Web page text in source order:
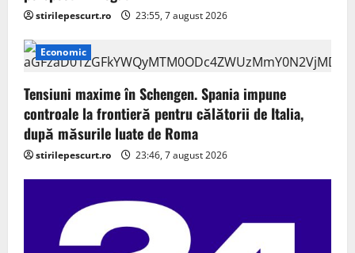
stirilepescurt.ro 23:55, 7 august 2026
Economic
Tensiuni maxime în Schengen. Spania impune
controale la frontieră pentru călătorii de Italia,
după măsurile luate de Roma
stirilepescurt.ro 23:46, 7 august 2026